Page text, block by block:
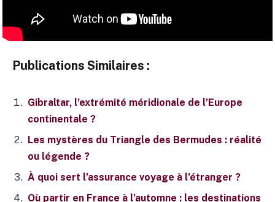
Publications Similaires :
Gibraltar, l’extrémité méridionale de l’Europe
continentale ?
Les mystères du Triangle des Bermudes : réalité
ou légende ?
À quoi sert l’assurance voyage à l’étranger ?
Où partir en France à l’automne : les destinations